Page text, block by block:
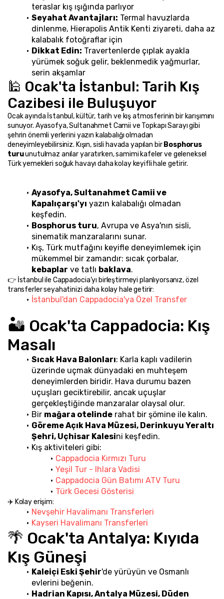
teraslar kış ışığında parlıyor
Seyahat Avantajları: Termal havuzlarda
dinlenme, Hierapolis Antik Kenti ziyareti, daha az
kalabalık fotoğraflar için
Dikkat Edin: Travertenlerde çıplak ayakla
yürümek soğuk gelir, beklenmedik yağmurlar,
serin akşamlar
🕌 Ocak'ta İstanbul: Tarih Kış
Cazibesi ile Buluşuyor
Ocak ayında İstanbul, kültür, tarih ve kış atmosferinin bir karışımını
sunuyor. Ayasofya, Sultanahmet Camii ve Topkapı Sarayı gibi
şehrin önemli yerlerini yazın kalabalığı olmadan
deneyimleyebilirsiniz. Kışın, sisli havada yapılan bir Bosphorus
turu unutulmaz anılar yaratırken, samimi kafeler ve geleneksel
Türk yemekleri soğuk havayı daha kolay keyifli hale getirir.
Ayasofya, Sultanahmet Camii ve
Kapalıçarşı'yı yazın kalabalığı olmadan
keşfedin.
Bosphorus turu, Avrupa ve Asya'nın sisli,
sinematik manzaralarını sunar.
Kış, Türk mutfağını keyifle deneyimlemek için
kebaplar ve tatlı baklava.
👉 İstanbul ile Cappadocia’yı birleştirmeyi planlıyorsanız, özel
transferler seyahatinizi daha kolay hale getirir:
İstanbul'dan Cappadocia'ya Özel Transfer
🏜️ Ocak'ta Cappadocia: Kış
Masalı
Sıcak Hava Balonları: Karla kaplı vadilerin
üzerinde uçmak dünyadaki en muhteşem
deneyimlerden biridir. Hava durumu bazen
uçuşları geciktirebilir, ancak uçuşlar
gerçekleştiğinde manzaralar olaysal olur.
Bir mağara otelinde rahat bir şömine ile kalın.
Göreme Açık Hava Müzesi, Derinkuyu Yeraltı
Şehri, Uçhisar Kalesini keşfedin.
Kış aktiviteleri gibi:
Cappadocia Kırmızı Turu
Yeşil Tur - Ihlara Vadisi
Cappadocia Gün Batımı ATV Turu
Türk Gecesi Gösterisi
✈️ Kolay erişim:
Nevşehir Havalimanı Transferleri
Kayseri Havalimanı Transferleri
🌴 Ocak'ta Antalya: Kıyıda
Kış Güneşi
Kaleiçi Eski Şehir'de yürüyün ve Osmanlı
evlerini beğenin.
Hadrian Kapısı, Antalya Müzesi, Düden